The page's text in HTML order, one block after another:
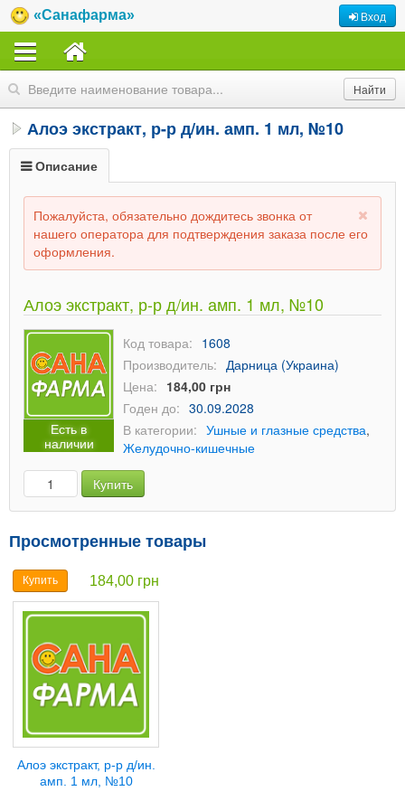
«Санафарма» Вход
Алоэ экстракт, р-р д/ин. амп. 1 мл, №10
Описание
Пожалуйста, обязательно дождитесь звонка от
нашего оператора для подтверждения заказа после его
оформления.
Алоэ экстракт, р-р д/ин. амп. 1 мл, №10
Есть в
наличии
Код товара: 1608
Производитель: Дарница (Украина)
Цена: 184,00 грн
Годен до: 30.09.2028
В категории: Ушные и глазные средства,
Желудочно-кишечные
Купить
Просмотренные товары
Купить 184,00 грн
Алоэ экстракт, р-р д/ин.
амп. 1 мл, №10